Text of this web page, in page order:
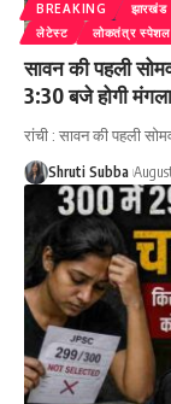
BREAKING झारखंड
लेटेस्ट
लोकतंत्र स्पेशल
सावन की पहली
3:30 बजे होगी
रांची : सावन की पहली
Shruti Subba